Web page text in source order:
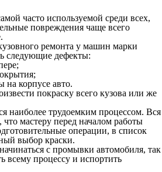
часто используемой среди всех,
повреждения чаще всего
ремонта у машин марки
следующие дефекты:
на корпусе авто.
покраску всего кузова или же
наиболее трудоемким процессом. Вся
что мастеру перед началом работы
операции, в список
выбор краски.
с промывки автомобиля, так
всему процессу и испортить